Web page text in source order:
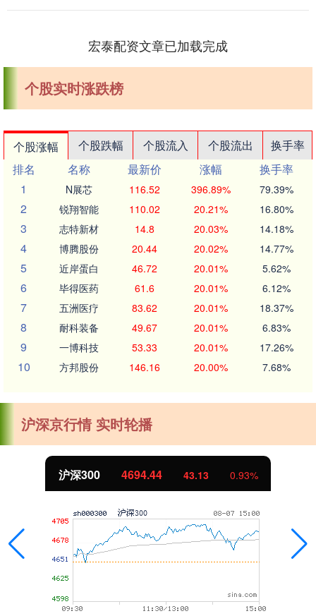
宏泰配资文章已加载完成
个股实时涨跌榜
个股涨幅 个股跌幅 个股流入 个股流出
换手率
排名
名称 最新价 涨幅
换手率
1
N展芯 116.52 396.89% 79.39%
2 锐翔智能 110.02 20.21% 16.80%
3 志特新材 14.8 20.03% 14.18%
4 博腾股份 20.44 20.02% 14.77%
5 近岸蛋白 46.72 20.01% 5.62%
6 毕得医药 61.6 20.01% 6.12%
7 五洲医疗 83.62 20.01% 18.37%
8 耐科装备 49.67 20.01% 6.83%
9 一博科技 53.33 20.01% 17.26%
10 方邦股份 146.16 20.00% 7.68%
沪深京行情 实时轮播
沪深300 4694.44 43.13 0.93%